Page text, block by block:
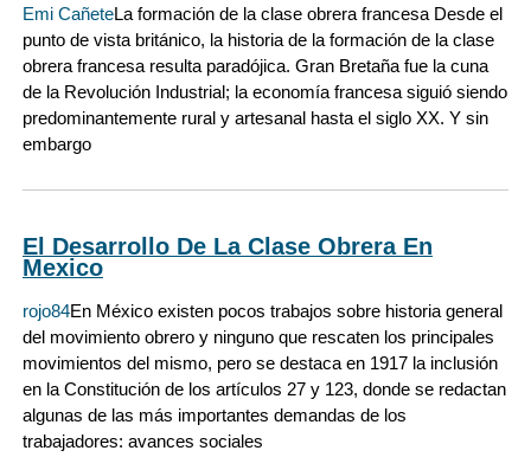
Emi CañeteLa formación de la clase obrera francesa Desde el
punto de vista británico, la historia de la formación de la clase
obrera francesa resulta paradójica. Gran Bretaña fue la cuna
de la Revolución Industrial; la economía francesa siguió siendo
predominantemente rural y artesanal hasta el siglo XX. Y sin
embargo
El Desarrollo De La Clase Obrera En
Mexico
rojo84En México existen pocos trabajos sobre historia general
del movimiento obrero y ninguno que rescaten los principales
movimientos del mismo, pero se destaca en 1917 la inclusión
en la Constitución de los artículos 27 y 123, donde se redactan
algunas de las más importantes demandas de los
trabajadores: avances sociales